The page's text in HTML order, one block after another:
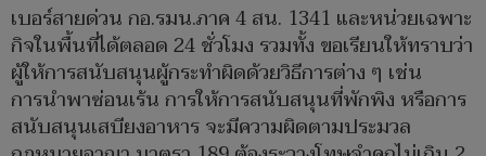
เบอร์สายด่วน กอ.รมน.ภาค 4 สน. 1341 และหน่วยเฉพาะ
กิจในพื้นที่ได้ตลอด 24 ชั่วโมง รวมทั้ง ขอเรียนให้ทราบว่า
ผู้ให้การสนับสนุนผู้กระทำผิดด้วยวิธีการต่าง ๆ เช่น
การนำพาซ่อนเร้น การให้การสนับสนุนที่พักพิง หรือการ
สนับสนุนเสบียงอาหาร จะมีความผิดตามประมวล